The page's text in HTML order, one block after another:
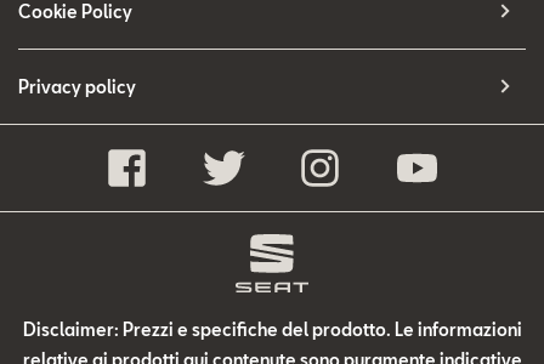
Cookie Policy
Privacy policy
Disclaimer: Prezzi e specifiche del prodotto. Le informazioni
relative ai prodotti qui contenute sono puramente indicative